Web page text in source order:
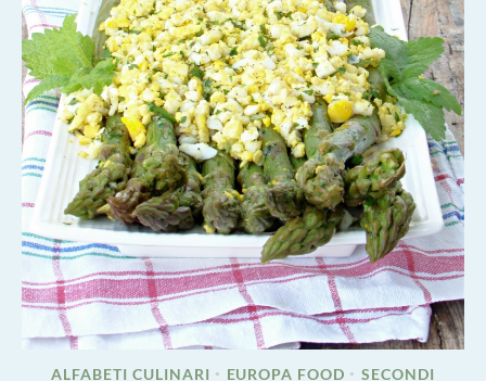
ALFABETI CULINARI • EUROPA FOOD • SECONDI